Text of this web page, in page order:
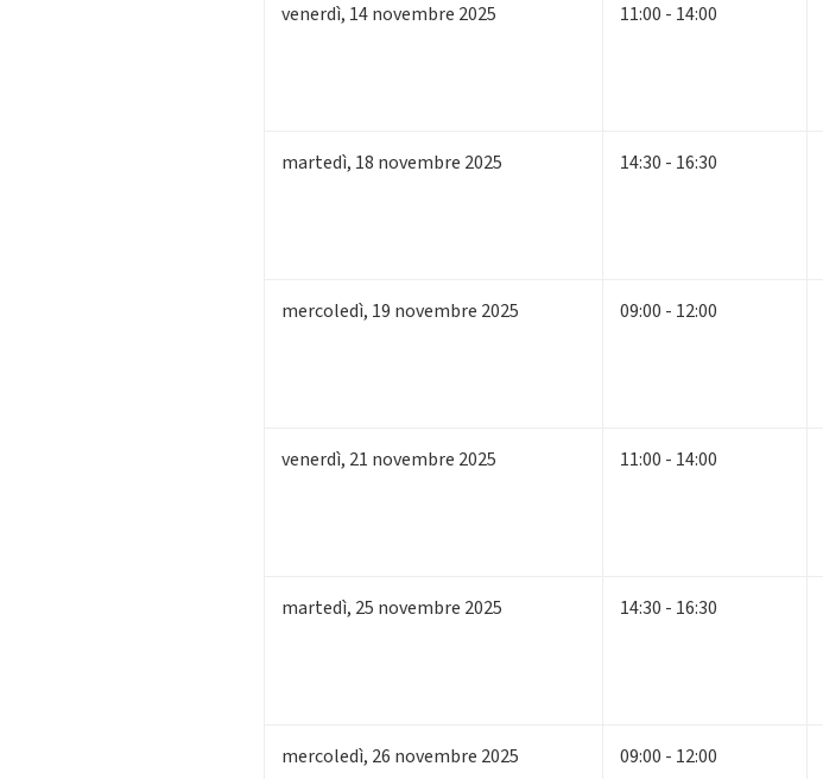
venerdì, 14novembre 2025 11:00 - 14:00
martedì, 18 novembre 2025 14:30 - 16:30
mercoledì, 19 novembre 2025 09:00 - 12:00
venerdì, 21 novembre 2025 11:00 - 14:00
martedì, 25 novembre 2025 14:30 - 16:30
mercoledì, 26 novembre 2025 09:00 - 12:00